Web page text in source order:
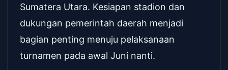
Sumatera Utara. Kesiapan stadion dan
dukungan pemerintah daerah menjadi
bagian penting menuju pelaksanaan
turnamen pada awal Juni nanti.